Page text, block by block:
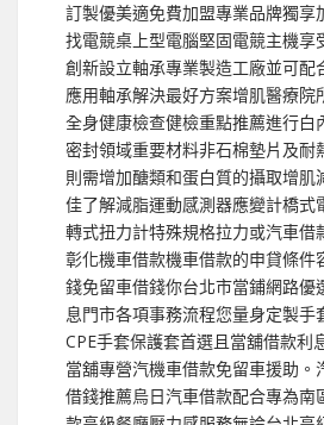
訂製優美適免費加盟專業品牌獨享
找電競桌上型電腦堅固電競主機享
創新設立軸承專業製造工廠並可配
應用軸承解決最好方案增肌醫療院
全身健康檢查健檢重點推薦進行白
密封領域重要材料非石棉墊片及耐
則需增加醣類和蛋白質的攝取增肌
佳了解減脂運動感測器應變計橋式
轉式扭力計特殊規格拉力或汽車借
彰化機車借款機車借款的申貸條件
錢免留車借錢你台北市當鋪網路優
息門市各項事務流程您量身定製手
CPE手套保護套首選且當舖借款利
當舖專營汽機車借款免留車援助。
借錢推薦烏日汽車借款配合專為南